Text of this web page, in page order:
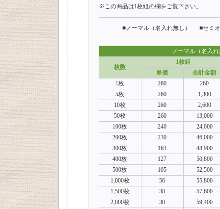
※この商品は1枚組の欄をご覧下さい。
■ノーマル（名入れ無し） ■セミ
ノーマル（名入
枚数
1枚組
単価
合計金額
1枚
260
260
5枚
260
1,300
10枚
260
2,600
50枚
260
13,000
100枚
240
24,000
200枚
230
46,000
300枚
163
48,900
400枚
127
50,800
500枚
105
52,500
1,000枚
56
55,800
1,500枚
38
57,600
2,000枚
30
59,400